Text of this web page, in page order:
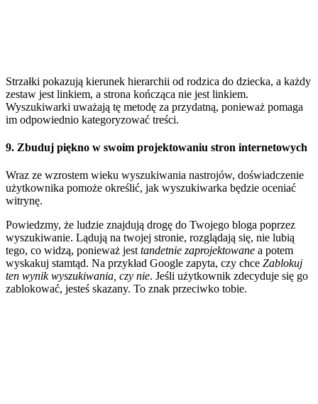
Strzałki pokazują kierunek hierarchii od rodzica do dziecka, a każdy
zestaw jest linkiem, a strona kończąca nie jest linkiem.
Wyszukiwarki uważają tę metodę za przydatną, ponieważ pomaga
im odpowiednio kategoryzować treści.
9. Zbuduj piękno w swoim projektowaniu stron internetowych
Wraz ze wzrostem wieku wyszukiwania nastrojów, doświadczenie
użytkownika pomoże określić, jak wyszukiwarka będzie oceniać
witrynę.
Powiedzmy, że ludzie znajdują drogę do Twojego bloga poprzez
wyszukiwanie. Lądują na twojej stronie, rozglądają się, nie lubią
tego, co widzą, ponieważ jest tandetnie zaprojektowane a potem
wyskakuj stamtąd. Na przykład Google zapyta, czy chce Zablokuj
ten wynik wyszukiwania, czy nie. Jeśli użytkownik zdecyduje się go
zablokować, jesteś skazany. To znak przeciwko tobie.